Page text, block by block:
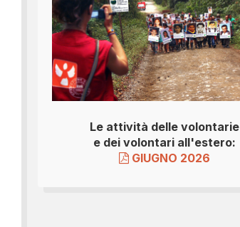
Le attività delle volontarie
e dei volontari all'estero:
GIUGNO 2026